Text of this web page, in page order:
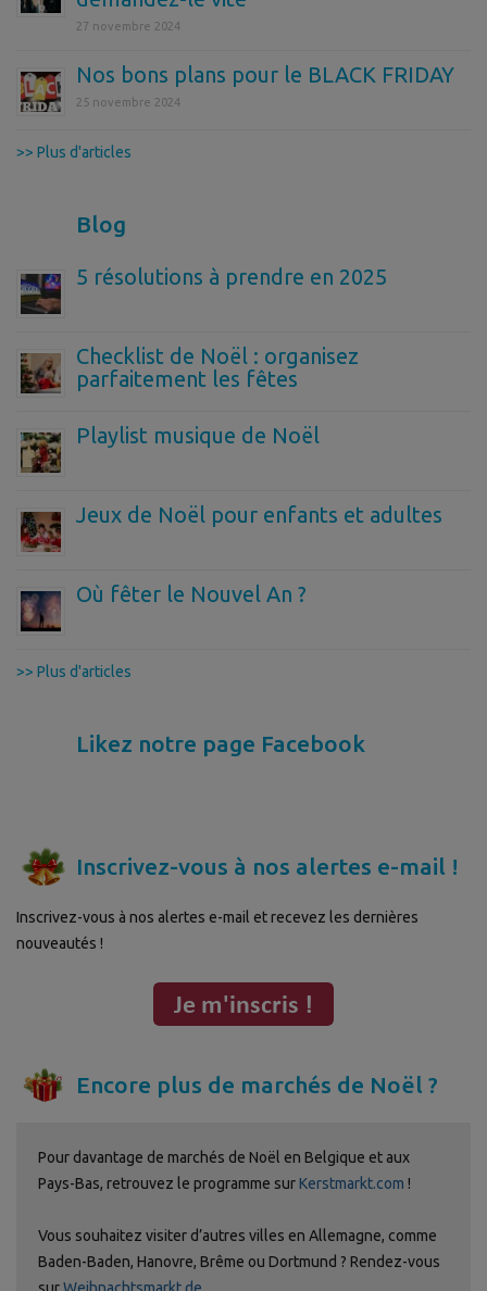
27 novembre 2024
Nos bons plans pour le BLACK FRIDAY
25 novembre 2024
>> Plus d'articles
Blog
5 résolutions à prendre en 2025
Checklist de Noël : organisez
parfaitement les fêtes
Playlist musique de Noël
Jeux de Noël pour enfants et adultes
Où fêter le Nouvel An ?
>> Plus d'articles
Likez notre page Facebook
Inscrivez-vous à nos alertes e-mail !
Inscrivez-vous à nos alertes e-mail et recevez les dernières
nouveautés !
Encore plus de marchés de Noël ?
Pour davantage de marchés de Noël en Belgique et aux
Pays-Bas, retrouvez le programme surKerstmarkt.com !
Vous souhaitez visiter d’autres villes en Allemagne, comme
Baden-Baden, Hanovre, Brême ou Dortmund ? Rendez-vous
surWeihnachtsmarkt.de